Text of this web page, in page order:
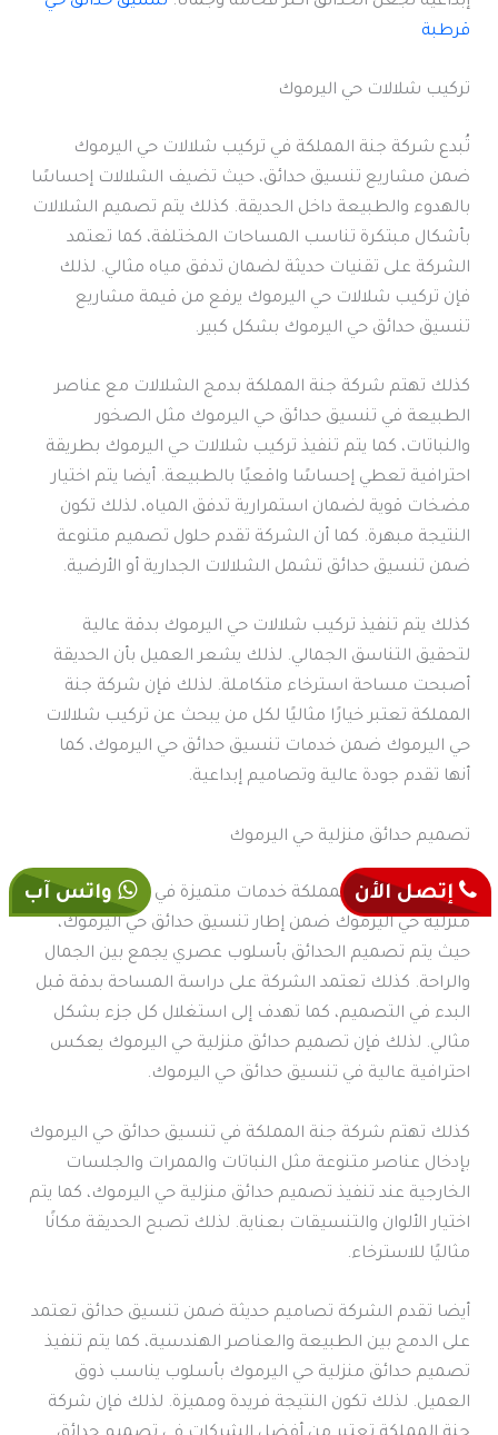
قرطبة
تركيب شلالات حي اليرموك
تُبدع شركة جنة المملكة في تركيب شلالات حي اليرموك
ضمن مشاريع تنسيق حدائق، حيث تضيف الشلالات إحساسًا
بالهدوء والطبيعة داخل الحديقة. كذلك يتم تصميم الشلالات
بأشكال مبتكرة تناسب المساحات المختلفة، كما تعتمد
الشركة على تقنيات حديثة لضمان تدفق مياه مثالي. لذلك
فإن تركيب شلالات حي اليرموك يرفع من قيمة مشاريع
تنسيق حدائق حي اليرموك بشكل كبير.
كذلك تهتم شركة جنة المملكة بدمج الشلالات مع عناصر
الطبيعة في تنسيق حدائق حي اليرموك مثل الصخور
والنباتات، كما يتم تنفيذ تركيب شلالات حي اليرموك بطريقة
احترافية تعطي إحساسًا واقعيًا بالطبيعة. أيضا يتم اختيار
مضخات قوية لضمان استمرارية تدفق المياه، لذلك تكون
النتيجة مبهرة. كما أن الشركة تقدم حلول تصميم متنوعة
ضمن تنسيق حدائق تشمل الشلالات الجدارية أو الأرضية.
كذلك يتم تنفيذ تركيب شلالات حي اليرموك بدقة عالية
لتحقيق التناسق الجمالي. لذلك يشعر العميل بأن الحديقة
أصبحت مساحة استرخاء متكاملة. لذلك فإن شركة جنة
المملكة تعتبر خيارًا مثاليًا لكل من يبحث عن تركيب شلالات
حي اليرموك ضمن خدمات تنسيق حدائق حي اليرموك، كما
أنها تقدم جودة عالية وتصاميم إبداعية.
تصميم حدائق منزلية حي اليرموك
تقدم شركة جنة المملكة خدمات متميزة في تصميم حدائق
منزلية حي اليرموك ضمن إطار تنسيق حدائق حي اليرموك،
حيث يتم تصميم الحدائق بأسلوب عصري يجمع بين الجمال
والراحة. كذلك تعتمد الشركة على دراسة المساحة بدقة قبل
البدء في التصميم، كما تهدف إلى استغلال كل جزء بشكل
مثالي. لذلك فإن تصميم حدائق منزلية حي اليرموك يعكس
احترافية عالية في تنسيق حدائق حي اليرموك.
كذلك تهتم شركة جنة المملكة في تنسيق حدائق حي اليرموك
بإدخال عناصر متنوعة مثل النباتات والممرات والجلسات
الخارجية عند تنفيذ تصميم حدائق منزلية حي اليرموك، كما يتم
اختيار الألوان والتنسيقات بعناية. لذلك تصبح الحديقة مكانًا
مثاليًا للاسترخاء.
أيضا تقدم الشركة تصاميم حديثة ضمن تنسيق حدائق تعتمد
على الدمج بين الطبيعة والعناصر الهندسية، كما يتم تنفيذ
تصميم حدائق منزلية حي اليرموك بأسلوب يناسب ذوق
العميل. لذلك تكون النتيجة فريدة ومميزة. لذلك فإن شركة
إتصل الأن واتس آب